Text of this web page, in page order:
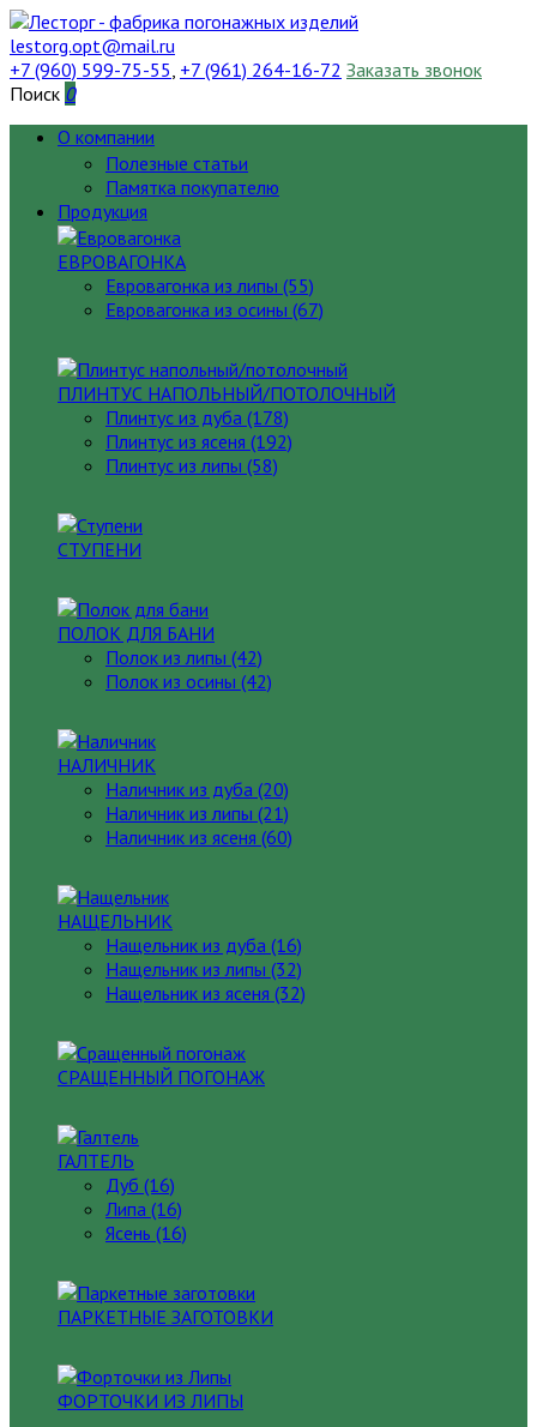
lestorg.opt@mail.ru
+7 (960) 599-75-55, +7 (961) 264-16-72 Заказать звонок
Поиск 0
О компании
Полезные статьи
Памятка покупателю
Продукция
ЕВРОВАГОНКА
Евровагонка из липы (55)
Евровагонка из осины (67)
ПЛИНТУС НАПОЛЬНЫЙ/ПОТОЛОЧНЫЙ
Плинтус из дуба (178)
Плинтус из ясеня (192)
Плинтус из липы (58)
СТУПЕНИ
ПОЛОК ДЛЯ БАНИ
Полок из липы (42)
Полок из осины (42)
НАЛИЧНИК
Наличник из дуба (20)
Наличник из липы (21)
Наличник из ясеня (60)
НАЩЕЛЬНИК
Нащельник из дуба (16)
Нащельник из липы (32)
Нащельник из ясеня (32)
СРАЩЕННЫЙ ПОГОНАЖ
ГАЛТЕЛЬ
Дуб (16)
Липа (16)
Ясень (16)
ПАРКЕТНЫЕ ЗАГОТОВКИ
ФОРТОЧКИ ИЗ ЛИПЫ